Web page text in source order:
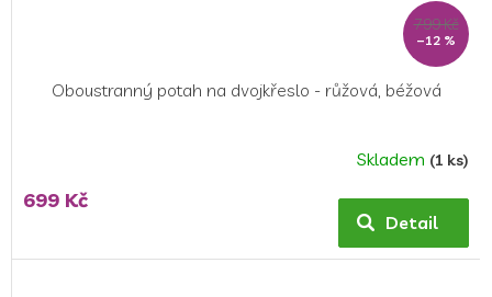
799 Kč
–12 %
Oboustranný potah na dvojkřeslo - růžová, béžová
Skladem (1 ks)
699 Kč
Detail